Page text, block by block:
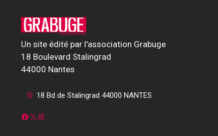
Un site édité par l'association Grabuge
18 Boulevard Stalingrad
44000 Nantes
18 Bd de Stalingrad 44000 NANTES
Facebook
X Instagram